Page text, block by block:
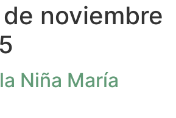
noviembre
Niña María